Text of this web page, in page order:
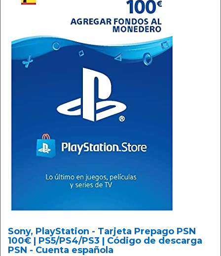
Sony, PlayStation - Tarjeta Prepago PSN
100€ | PS5/PS4/PS3 | Código de descarga
PSN - Cuenta española